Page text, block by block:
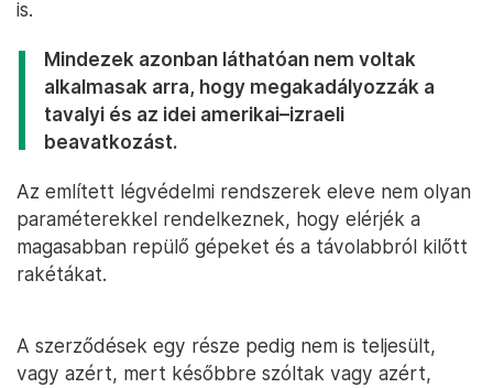
is.
Mindezek azonban láthatóan nem voltak
alkalmasak arra, hogy megakadályozzák a
tavalyi és az idei amerikai–izraeli
beavatkozást.
Az említett légvédelmi rendszerek eleve nem olyan
paraméterekkel rendelkeznek, hogy elérjék a
magasabban repülő gépeket és a távolabbról kilőtt
rakétákat.
A szerződések egy része pedig nem is teljesült,
vagy azért, mert későbbre szóltak vagy azért,